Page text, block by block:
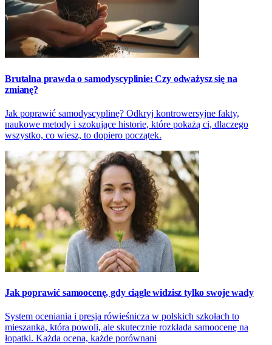
Brutalna prawda o samodyscyplinie: Czy odważysz się na
zmianę?
Jak poprawić samodyscyplinę? Odkryj kontrowersyjne fakty,
naukowe metody i szokujące historie, które pokażą ci, dlaczego
wszystko, co wiesz, to dopiero początek.
Jak poprawić samoocenę, gdy ciągle widzisz tylko swoje wady
System oceniania i presja rówieśnicza w polskich szkołach to
mieszanka, która powoli, ale skutecznie rozkłada samoocenę na
łopatki. Każda ocena, każde porównani